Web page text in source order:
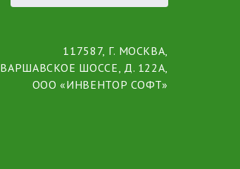
117587, Г. МОСКВА,
ВАРШАВСКОЕ ШОССЕ, Д. 122А,
ООО «ИНВЕНТОР СОФТ»